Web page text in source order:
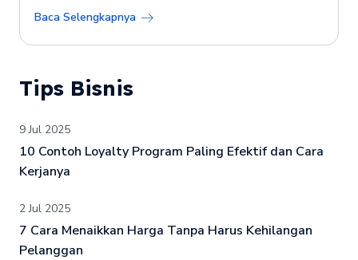
Baca Selengkapnya
Tips Bisnis
9 Jul 2025
10 Contoh Loyalty Program Paling Efektif dan Cara
Kerjanya
2 Jul 2025
7 Cara Menaikkan Harga Tanpa Harus Kehilangan
Pelanggan